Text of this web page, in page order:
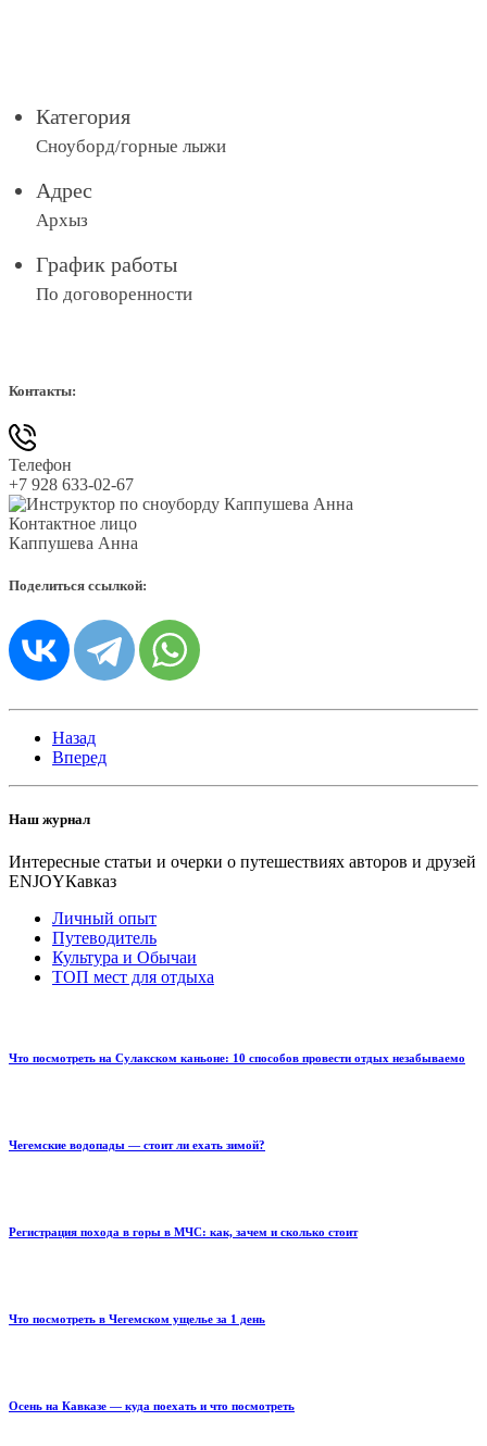
Категория
Сноуборд/горные лыжи
Адрес
Архыз
График работы
По договоренности
Контакты:
Телефон
+7 928 633-02-67
Контактное лицо
Каппушева Анна
Поделиться ссылкой:
Назад
Вперед
Наш журнал
Интересные статьи и очерки о путешествиях авторов и друзей
ENJOYКавказ
Личный опыт
Путеводитель
Культура и Обычаи
ТОП мест для отдыха
Что посмотреть на Сулакском каньоне: 10 способов провести отдых незабываемо
Чегемские водопады — стоит ли ехать зимой?
Регистрация похода в горы в МЧС: как, зачем и сколько стоит
Что посмотреть в Чегемском ущелье за 1 день
Осень на Кавказе — куда поехать и что посмотреть